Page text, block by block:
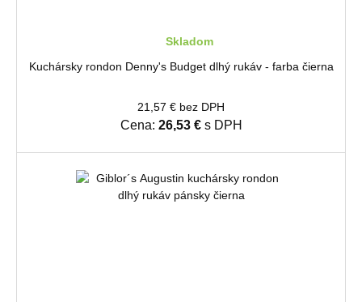
Skladom
Kuchársky rondon Denny's Budget dlhý rukáv - farba čierna
21,57 € bez DPH
Cena: 26,53 €s DPH